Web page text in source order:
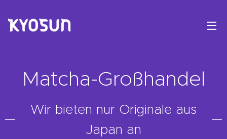
Matcha-Großhandel
Wir bieten nur Originale aus
Japan an